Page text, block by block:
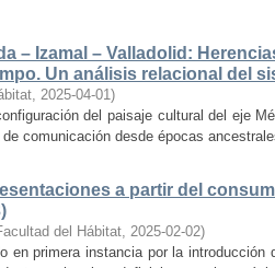
– Izamal – Valladolid:
Un análisis relacional del
, 2025-04-01)
del paisaje cultural del eje
comunicación desde épocas
a partir del
del Hábitat, 2025-02-02)
en primera instancia por la